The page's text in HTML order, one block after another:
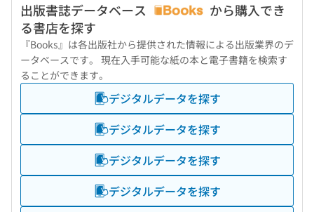
出版書誌データベース
から購入でき
る書店を探す
『Books』は各出版社から提供された情報による出版業界のデ
ータベースです。 現在入手可能な紙の本と電子書籍を検索す
ることができます。
デジタルデータを探す
デジタルデータを探す
デジタルデータを探す
デジタルデータを探す